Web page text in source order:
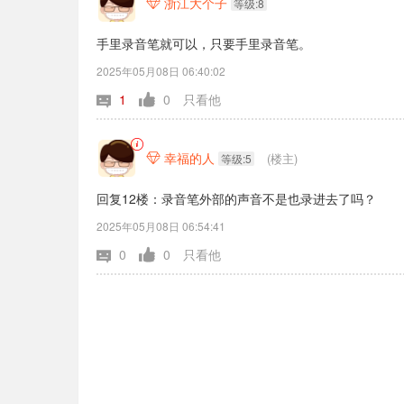
等级:8
手里录音笔就可以，只要手里录音笔。
2025年05月08日 06:40:02
1 0 只看他
 幸福的人 等级:5 (楼主)
回复12楼：录音笔外部的声音不是也录进去了吗？
2025年05月08日 06:54:41
0 0 只看他